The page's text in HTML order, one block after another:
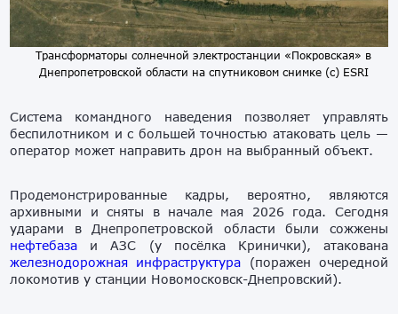
Трансформаторы солнечной электростанции «Покровская» в
Днепропетровской области на спутниковом снимке (с) ESRI
Система командного наведения позволяет управлять
беспилотником и с большей точностью атаковать цель —
оператор может направить дрон на выбранный объект.
Продемонстрированные кадры, вероятно, являются
архивными и сняты в начале мая 2026 года. Сегодня
ударами в Днепропетровской области были сожжены
нефтебаза и АЗС (у посёлка Кринички), атакована
железнодорожная инфраструктура (поражен очередной
локомотив у станции Новомосковск-Днепровский).